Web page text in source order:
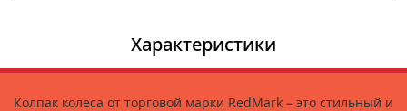
Характеристики
Колпак колеса от торговой марки RedMark – это стильный и